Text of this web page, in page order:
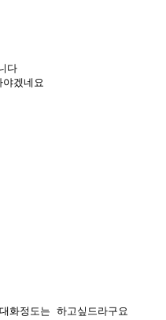
다
겠네요
화정도는 하고싶드라구요